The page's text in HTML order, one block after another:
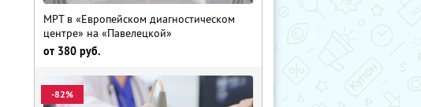
МРТ в «Европейском диагностическом
центре» на «Павелецкой»
от 380 руб.
-82%